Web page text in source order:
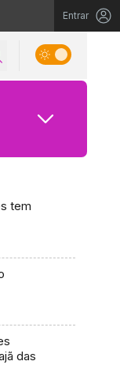
Entrar
tem
das